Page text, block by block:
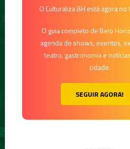
O Culturaliza BH está agora no
O guia completo de Belo
agenda de shows, eventos,
teatro, gastronomia e
cidade.
SEGUIR AGORA!